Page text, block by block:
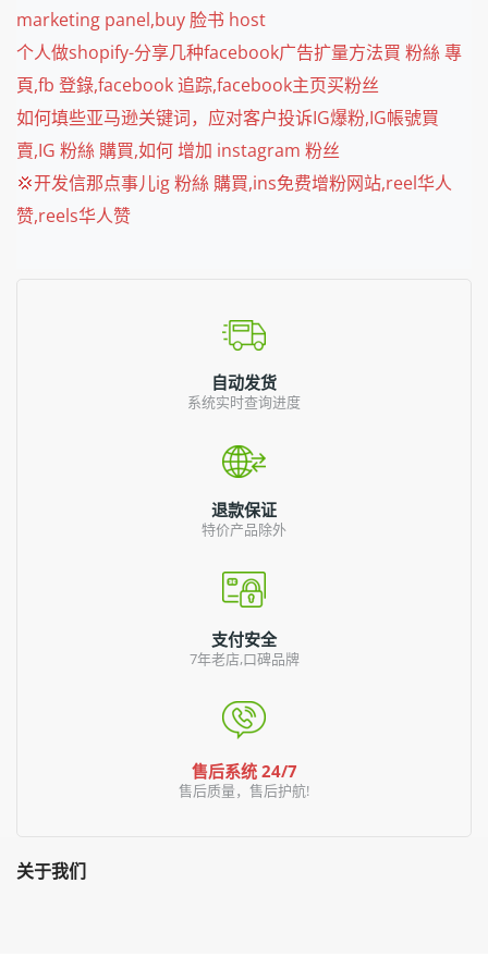
marketing panel,buy 脸书 host
个人做shopify-分享几种facebook广告扩量方法買 粉絲 專
頁,fb 登錄,facebook 追踪,facebook主页买粉丝
如何填些亚马逊关键词，应对客户投诉IG爆粉,IG帳號買
賣,IG 粉絲 購買,如何 增加 instagram 粉丝
💢开发信那点事儿ig 粉絲 購買,ins免费增粉网站,reel华人
赞,reels华人赞
自动发货
系统实时查询进度
退款保证
特价产品除外
支付安全
7年老店,口碑品牌
售后系统 24/7
售后质量，售后护航!
关于我们